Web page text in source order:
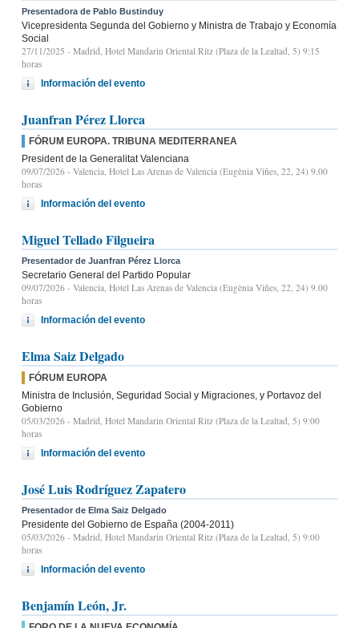
Presentadora de Pablo Bustinduy
Vicepresidenta Segunda del Gobierno y Ministra de Trabajo y Economía
Social
27/11/2025 - Madrid, Hotel Mandarin Oriental Ritz (Plaza de la Lealtad, 5) 9:15
horas
Información del evento
Juanfran Pérez Llorca
FÓRUM EUROPA. TRIBUNA MEDITERRANEA
President de la Generalitat Valenciana
09/07/2026 - Valencia, Hotel Las Arenas de Valencia (Eugènia Viñes, 22, 24) 9.00
horas
Información del evento
Miguel Tellado Filgueira
Presentador de Juanfran Pérez Llorca
Secretario General del Partido Popular
09/07/2026 - Valencia, Hotel Las Arenas de Valencia (Eugènia Viñes, 22, 24) 9.00
horas
Información del evento
Elma Saiz Delgado
FÓRUM EUROPA
Ministra de Inclusión, Seguridad Social y Migraciones, y Portavoz del
Gobierno
05/03/2026 - Madrid, Hotel Mandarin Oriental Ritz (Plaza de la Lealtad, 5) 9:00
horas
Información del evento
José Luis Rodríguez Zapatero
Presentador de Elma Saiz Delgado
Presidente del Gobierno de España (2004-2011)
05/03/2026 - Madrid, Hotel Mandarin Oriental Ritz (Plaza de la Lealtad, 5) 9:00
horas
Información del evento
Benjamín León, Jr.